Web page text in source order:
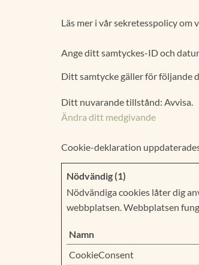
Läs mer i vår sekretesspolicy
Ange ditt samtyckes-ID och
Ditt samtycke gäller för följande
Ditt nuvarande tillstånd: Avvisa.
Ändra ditt medgivande
Cookie-deklaration
Nödvändig (1)
Nödvändiga cookies låter dig
webbplatsen. Webbplatsen
Namn
CookieConsent